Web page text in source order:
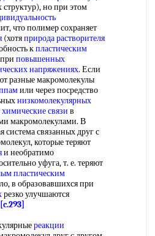
структур), но при этом
что полимер сохраняет
(хотяприрода растворителя
кпластическим
повышенных
напряжениях. Если
разные макромолекулы
или через посредство
низкомолекулярных
химические связи в
макромолекулами. В
система связанных друг с
которые теряют
и необратимо
уфуга, т. е. теряют
пластическим
в образовавшихся при
резко улучшаются
[c.293]
реакции